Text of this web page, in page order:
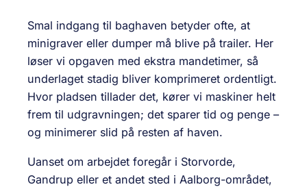
Smal indgang til baghaven betyder ofte, at
minigraver eller dumper må blive på trailer. Her
løser vi opgaven med ekstra mandetimer, så
underlaget stadig bliver komprimeret ordentligt.
Hvor pladsen tillader det, kører vi maskiner helt
frem til udgravningen; det sparer tid og penge –
og minimerer slid på resten af haven.
Uanset om arbejdet foregår i Storvorde,
Gandrup eller et andet sted i Aalborg-området,